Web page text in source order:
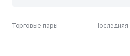
Торговые пары